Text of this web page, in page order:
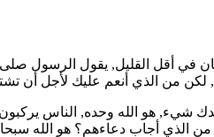
في أقل القليل, يقول الرسول
من الذي أنعم عليك لأجل أن
شيء, هو الله وحده, الناس
من الذي أجاب دعاءهم؟ هو الله